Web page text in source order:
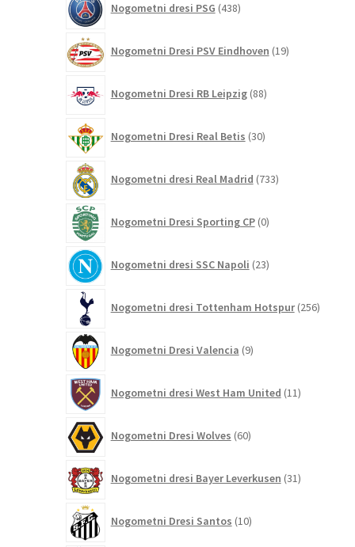
Nogometni dresi PSG 438izdelkov
Nogometni Dresi PSV Eindhoven 19izdelkov
Nogometni Dresi RB Leipzig 88izdelkov
Nogometni Dresi Real Betis 30izdelkov
Nogometni dresi Real Madrid 733izdelkov
Nogometni Dresi Sporting CP 0izdelkov
Nogometni dresi SSC Napoli 23izdelkov
Nogometni dresi Tottenham Hotspur 256
Nogometni Dresi Valencia 9izdelkov
Nogometni dresi West Ham United 11izdelkov
Nogometni Dresi Wolves 60izdelkov
Nogometni dresi Bayer Leverkusen 31izdelkov
Nogometni Dresi Santos 10izdelkov